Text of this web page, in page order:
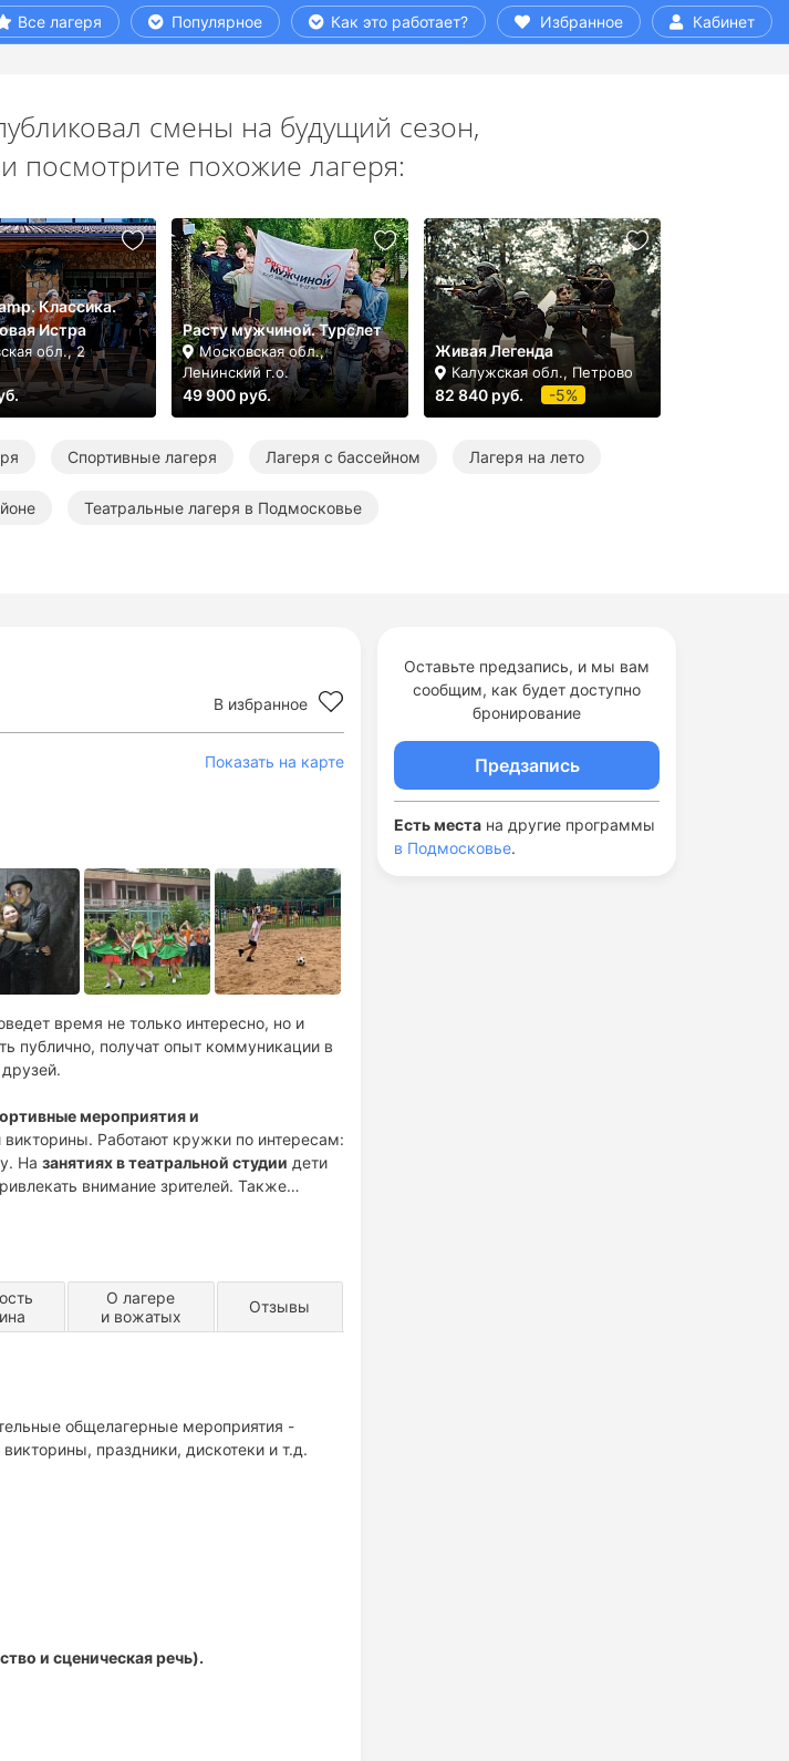
Все лагеря Популярное Как это работает? Избранное Кабинет
В избранное
Показать на карте
время не только интересно, но и
публично, получат опыт коммуникации в
мероприятия и
Работают кружки по интересам:
На занятиях в театральной студии дети
внимание зрителей. Также
тела, импровизации.
О лагере
и вожатых
Отзывы
общелагерные мероприятия -
праздники, дискотеки и т.д.
и сценическая речь).
Оставьте предзапись, и мы вам
сообщим, как будет доступно
бронирование
Предзапись
Есть места на другие программы
в Подмосковье.
смены на будущий сезон,
посмотрите похожие лагеря:
Классика.
Истра
обл., 2
Расту мужчиной. Турслет
Московская обл.,
Ленинский г.о.
49 900 руб.
Живая Легенда
Калужская обл., Петрово
82 840 руб. -5%
Спортивные лагеря Лагеря с бассейном Лагеря на лето
Театральные лагеря в Подмосковье